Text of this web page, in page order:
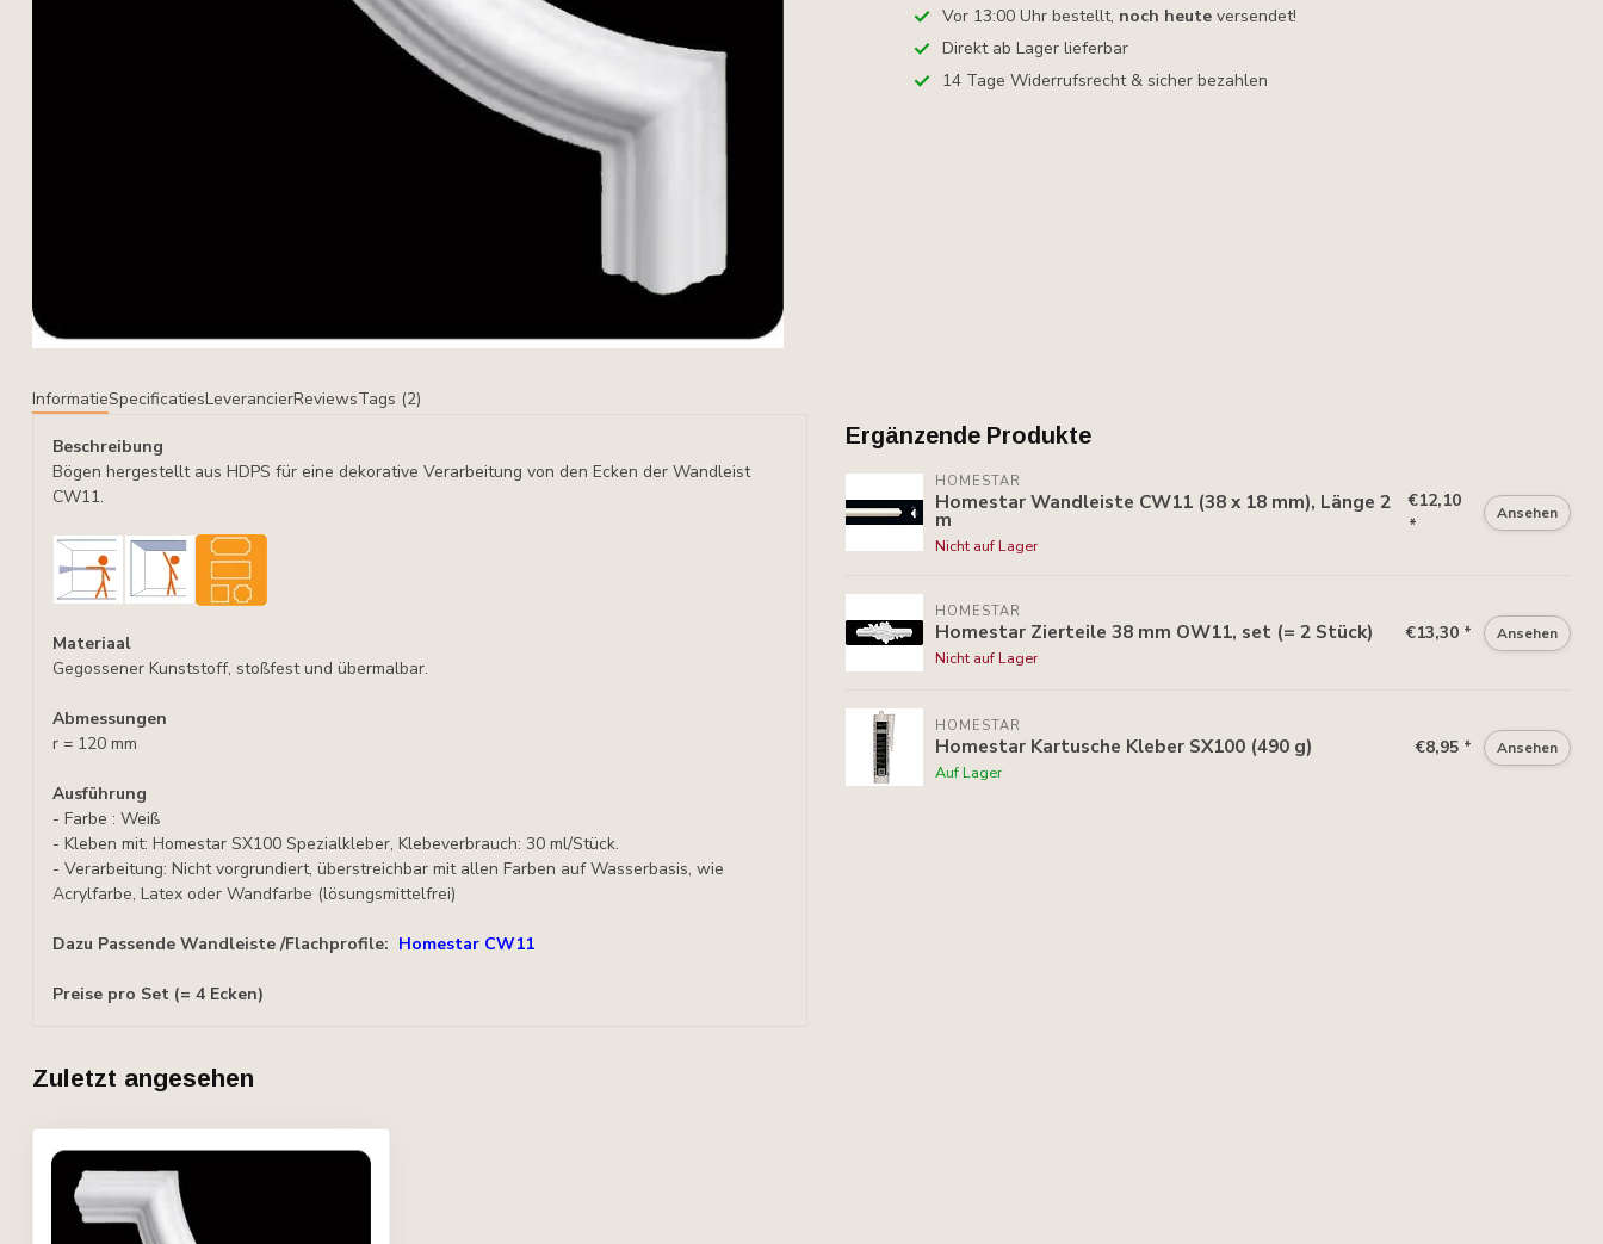
Vor 13:00 Uhr bestellt, noch heute versendet!
Direkt ab Lager lieferbar
14 Tage Widerrufsrecht & sicher bezahlen
InformatieSpecificatiesLeverancierReviewsTags (2)
Beschreibung
Bögen hergestellt aus HDPS für eine dekorative Verarbeitung von den Ecken der Wandleist
CW11.
Materiaal
Gegossener Kunststoff, stoßfest und übermalbar.
Abmessungen
r = 120 mm
Ausführung
- Farbe : Weiß
- Kleben mit: Homestar SX100 Spezialkleber, Klebeverbrauch: 30 ml/Stück.
- Verarbeitung: Nicht vorgrundiert, überstreichbar mit allen Farben auf Wasserbasis, wie
Acrylfarbe, Latex oder Wandfarbe (lösungsmittelfrei)
Dazu Passende Wandleiste /Flachprofile: Homestar CW11
Preise pro Set (= 4 Ecken)
Ergänzende Produkte
HOMESTAR
Homestar Wandleiste CW11 (38 x 18 mm), Länge 2
m
Nicht auf Lager
€12,10
*
Ansehen
HOMESTAR
Homestar Zierteile 38 mm OW11, set (= 2 Stück)
Nicht auf Lager
€13,30 * Ansehen
HOMESTAR
Homestar Kartusche Kleber SX100 (490 g)
Auf Lager
€8,95 * Ansehen
Zuletzt angesehen